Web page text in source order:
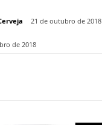
21 de outubro de 2018
de 2018